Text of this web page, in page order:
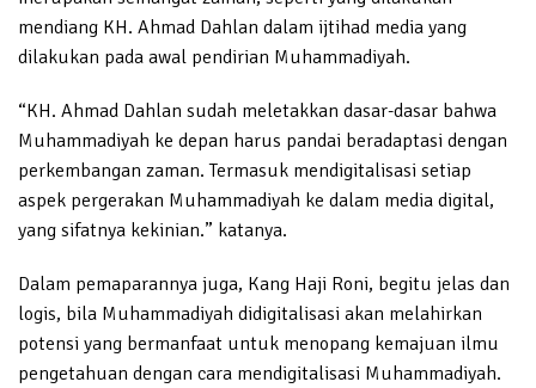
mendiang KH. Ahmad Dahlan dalam ijtihad media yang
dilakukan pada awal pendirian Muhammadiyah.
“KH. Ahmad Dahlan sudah meletakkan dasar-dasar bahwa
Muhammadiyah ke depan harus pandai beradaptasi dengan
perkembangan zaman. Termasuk mendigitalisasi setiap
aspek pergerakan Muhammadiyah ke dalam media digital,
yang sifatnya kekinian.” katanya.
Dalam pemaparannya juga, Kang Haji Roni, begitu jelas dan
logis, bila Muhammadiyah didigitalisasi akan melahirkan
potensi yang bermanfaat untuk menopang kemajuan ilmu
pengetahuan dengan cara mendigitalisasi Muhammadiyah.